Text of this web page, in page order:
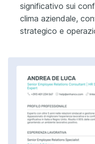
significativo sui
clima aziendale,
strategico e